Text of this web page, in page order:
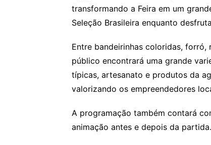
transformando a Feira em um
Seleção Brasileira enquanto
Entre bandeirinhas coloridas, forró,
público encontrará uma grande
típicas, artesanato e produtos da
valorizando os empreendedores
A programação também contará
animação antes e depois da partida.